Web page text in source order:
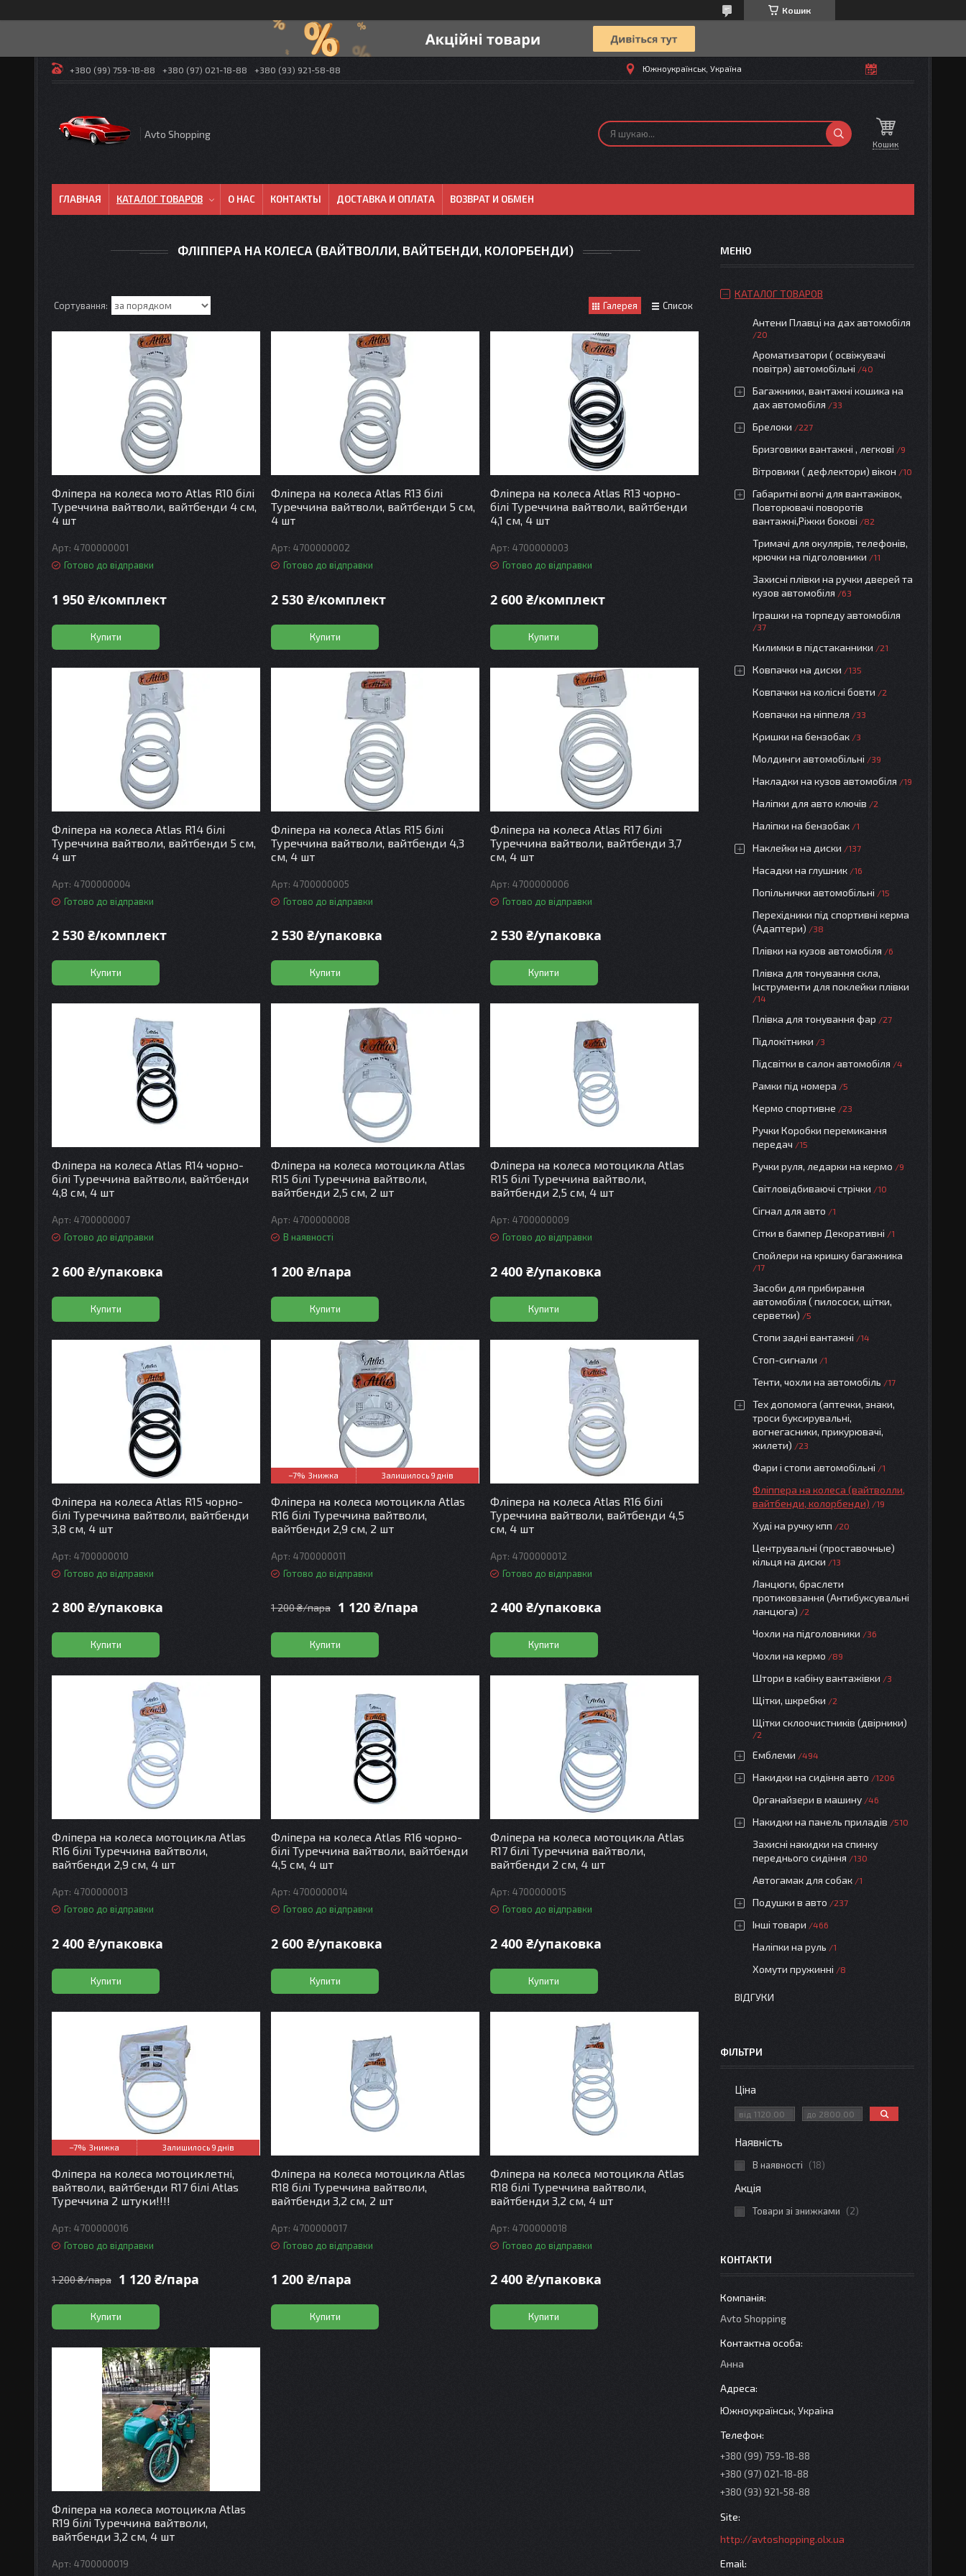
Кошик
+380 (99) 759-18-88 +380 (97) 021-18-88 +380 (93) 921-58-88 Южноукраїнськ, Україна
Avto Shopping
Кошик
ГЛАВНАЯ КАТАЛОГ ТОВАРОВ О НАС КОНТАКТЫ ДОСТАВКА И ОПЛАТА ВОЗВРАТ И ОБМЕН
ФЛІППЕРА НА КОЛЕСА (ВАЙТВОЛЛИ, ВАЙТБЕНДИ, КОЛОРБЕНДИ)
Галерея Список
Фліпера на колеса мото Atlas R10 білі
Туреччина вайтволи, вайтбенди 4 см,
4 шт
4700000001
Готово до відправки
1 950 ₴/комплект
Купити
Фліпера на колеса Atlas R13 білі
Туреччина вайтволи, вайтбенди 5 см,
4 шт
4700000002
Готово до відправки
2 530 ₴/комплект
Купити
Фліпера на колеса Atlas R13 чорно-
білі Туреччина вайтволи, вайтбенди
4,1 см, 4 шт
4700000003
Готово до відправки
2 600 ₴/комплект
Купити
Фліпера на колеса Atlas R14 білі
Туреччина вайтволи, вайтбенди 5 см,
4 шт
4700000004
Готово до відправки
2 530 ₴/комплект
Купити
Фліпера на колеса Atlas R15 білі
Туреччина вайтволи, вайтбенди 4,3
см, 4 шт
4700000005
Готово до відправки
2 530 ₴/упаковка
Купити
Фліпера на колеса Atlas R17 білі
Туреччина вайтволи, вайтбенди 3,7
см, 4 шт
4700000006
Готово до відправки
2 530 ₴/упаковка
Купити
Фліпера на колеса Atlas R14 чорно-
білі Туреччина вайтволи, вайтбенди
4,8 см, 4 шт
4700000007
Готово до відправки
2 600 ₴/упаковка
Купити
Фліпера на колеса мотоцикла Atlas
R15 білі Туреччина вайтволи,
вайтбенди 2,5 см, 2 шт
4700000008
В наявності
1 200 ₴/пара
Купити
Фліпера на колеса мотоцикла Atlas
R15 білі Туреччина вайтволи,
вайтбенди 2,5 см, 4 шт
4700000009
Готово до відправки
2 400 ₴/упаковка
Купити
Фліпера на колеса Atlas R15 чорно-
білі Туреччина вайтволи, вайтбенди
3,8 см, 4 шт
4700000010
Готово до відправки
2 800 ₴/упаковка
Купити
–7% Залишилось 9 днів
Фліпера на колеса мотоцикла Atlas
R16 білі Туреччина вайтволи,
вайтбенди 2,9 см, 2 шт
4700000011
Готово до відправки
1 200 ₴/пара 1 120 ₴/пара
Купити
Фліпера на колеса Atlas R16 білі
Туреччина вайтволи, вайтбенди 4,5
см, 4 шт
4700000012
Готово до відправки
2 400 ₴/упаковка
Купити
Фліпера на колеса мотоцикла Atlas
R16 білі Туреччина вайтволи,
вайтбенди 2,9 см, 4 шт
4700000013
Готово до відправки
2 400 ₴/упаковка
Купити
Фліпера на колеса Atlas R16 чорно-
білі Туреччина вайтволи, вайтбенди
4,5 см, 4 шт
4700000014
Готово до відправки
2 600 ₴/упаковка
Купити
Фліпера на колеса мотоцикла Atlas
R17 білі Туреччина вайтволи,
вайтбенди 2 см, 4 шт
4700000015
Готово до відправки
2 400 ₴/упаковка
Купити
–7% Залишилось 9 днів
Фліпера на колеса мотоциклетні,
вайтволи, вайтбенди R17 білі Atlas
Туреччина 2 штуки!!!!
4700000016
Готово до відправки
1 200 ₴/пара 1 120 ₴/пара
Купити
Фліпера на колеса мотоцикла Atlas
R18 білі Туреччина вайтволи,
вайтбенди 3,2 см, 2 шт
4700000017
Готово до відправки
1 200 ₴/пара
Купити
Фліпера на колеса мотоцикла Atlas
R18 білі Туреччина вайтволи,
вайтбенди 3,2 см, 4 шт
4700000018
Готово до відправки
2 400 ₴/упаковка
Купити
Фліпера на колеса мотоцикла Atlas
R19 білі Туреччина вайтволи,
вайтбенди 3,2 см, 4 шт
4700000019
КАТАЛОГ ТОВАРОВ
Антени Плавці на дах автомобіля
20
Ароматизатори ( освіжувачі
повітря) автомобільні
40
Багажники, вантажні кошика на
дах автомобіля
33
Брелоки 227
Бризговики вантажні , легкові 9
Вітровики ( дефлектори) вікон 10
Габаритні вогні для вантажівок,
Повторювачі поворотів
вантажні,Ріжки бокові
82
Тримачі для окулярів, телефонів,
крючки на підголовники
11
Захисні плівки на ручки дверей та
кузов автомобіля
63
Іграшки на торпеду автомобіля
37
Килимки в підстаканники 21
Ковпачки на диски 135
Ковпачки на колісні бовти 2
Ковпачки на ніппеля 33
Кришки на бензобак 3
Молдинги автомобільні 39
Накладки на кузов автомобіля 19
Наліпки для авто ключів 2
Наліпки на бензобак 1
Наклейки на диски 137
Насадки на глушник 16
Попільнички автомобільні 15
Перехідники під спортивні керма
(Адаптери)
38
Плівки на кузов автомобіля 6
Плівка для тонування скла,
Інструменти для поклейки плівки
14
Плівка для тонування фар 27
Підлокітники 3
Підсвітки в салон автомобіля 4
Рамки під номера 5
Кермо спортивне 23
Ручки Коробки перемикання
передач
15
Ручки руля, ледарки на кермо 9
Світловідбиваючі стрічки 10
Сігнал для авто 1
Сітки в бампер Декоративні 1
Спойлери на кришку багажника
17
Засоби для прибирання
автомобіля ( пилососи, щітки,
серветки)
5
Стопи задні вантажні 14
Стоп-сигнали 1
Тенти, чохли на автомобіль 17
Тех допомога (аптечки, знаки,
троси буксирувальні,
вогнегасники, прикурювачі,
жилети)
23
Фари і стопи автомобільні 1
Фліппера на колеса (вайтволли,
вайтбенди, колорбенди)
19
Худі на ручку кпп 20
Центрувальні (проставочные)
кільця на диски
13
Ланцюги, браслети
протиковзання (Антибуксувальні
ланцюга)
2
Чохли на підголовники 36
Чохли на кермо 89
Штори в кабіну вантажівки 3
Щітки, шкребки 2
Щітки склоочистників (двірники)
2
Емблеми 494
Накидки на сидіння авто 1206
Органайзери в машину 46
Накидки на панель приладів 510
Захисні накидки на спинку
переднього сидіння
130
Автогамак для собак 1
Подушки в авто 237
Інші товари 466
Наліпки на руль 1
Хомути пружинні 8
ВІДГУКИ
ФІЛЬТРИ
Ціна
Наявність
В наявності 18
Акція
Товари зі знижками 2
КОНТАКТИ
Avto Shopping
Анна
Южноукраїнськ, Україна
+380 (99) 759-18-88
+380 (97) 021-18-88
+380 (93) 921-58-88
http://avtoshopping.olx.ua